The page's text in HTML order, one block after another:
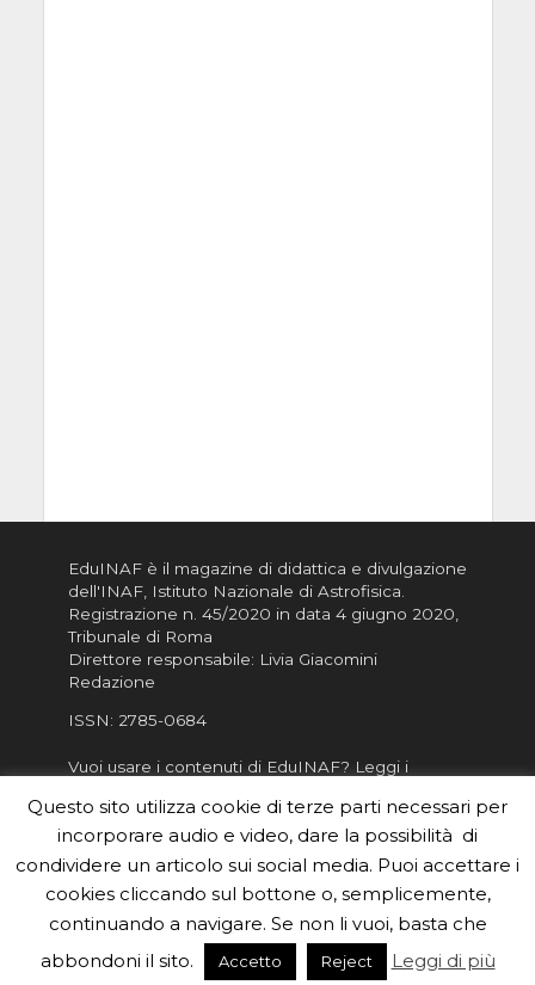
EduINAF è il magazine di didattica e divulgazione
dell'INAF, Istituto Nazionale di Astrofisica
Registrazione n. 45/2020 in data 4 giugno 2020,
Tribunale di Roma
Direttore responsabile: Livia Giacomini
Redazione
ISSN: 2785-0684
Vuoi usare i contenuti di EduINAF? Leggi i
Informativa sulla Privacy
Informatva sui Cookie
Per la rubrica de l'Astronomo risponde, per
inviarci le tue foto o i tuoi contributi, scrivici a
redazione.edu [chiocciola] inaf.it oppure
il form
Questo sito utilizza cookie di terze parti necessari per
incorporare audio e video, dare la possibilità di
condividere un articolo sui social media. Puoi accettare i
cookies cliccando sul bottone o, semplicemente,
continuando a navigare. Se non li vuoi, basta che
abbondoni il sito.
Accetto Reject Leggi di più